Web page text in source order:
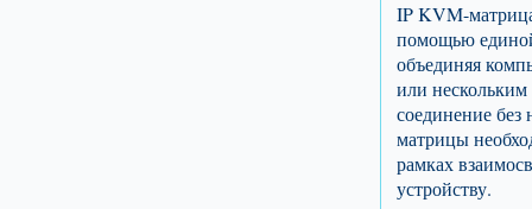
IP KVM-
помощью
объединяя
или
соединение
матрицы
рамках
устройству.